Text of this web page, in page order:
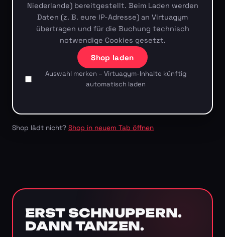
Niederlande) bereitgestellt. Beim Laden werden
Daten (z. B. eure IP-Adresse) an Virtuagym
übertragen und für die Buchung technisch
notwendige Cookies gesetzt.
Shop laden
Auswahl merken – Virtuagym-Inhalte künftig
automatisch laden
Shop lädt nicht? Shop in neuem Tab öffnen
ERST SCHNUPPERN.
DANN TANZEN.